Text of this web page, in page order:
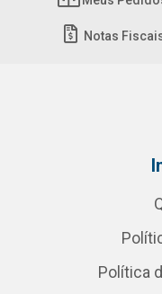
Notas
Política